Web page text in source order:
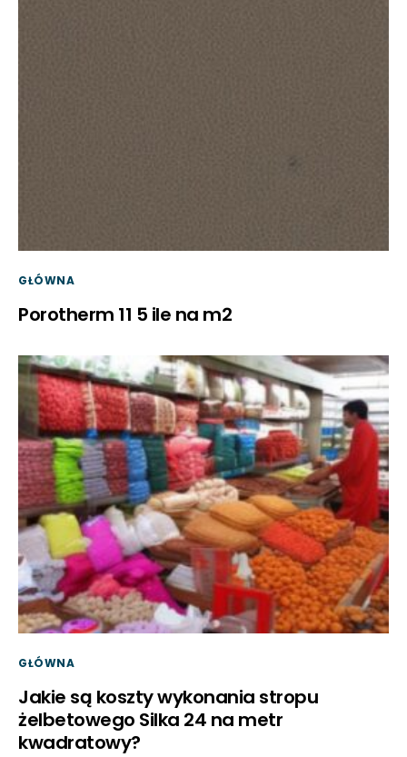
GŁÓWNA
Porotherm 11 5 ile na m2
GŁÓWNA
Jakie są koszty wykonania stropu
żelbetowego Silka 24 na metr
kwadratowy?